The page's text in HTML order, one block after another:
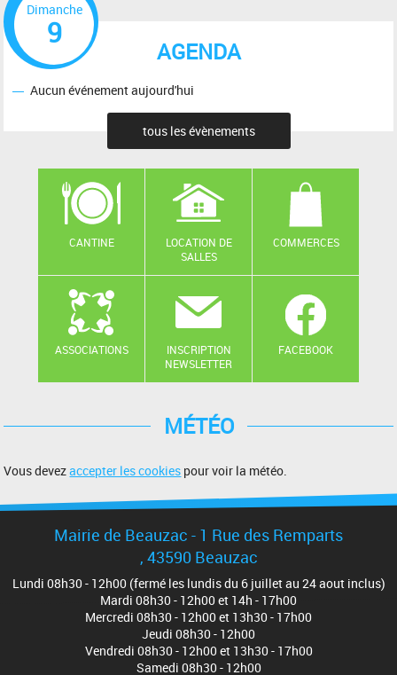
AGENDA
Dimanche
9
Aucun événement aujourd'hui
tous les évènements
CANTINE
LOCATION DE
SALLES
COMMERCES
ASSOCIATIONS
INSCRIPTION
NEWSLETTER
FACEBOOK
MÉTÉO
Vous devezaccepter les cookies pour voir la météo.
Mairie de Beauzac - 1 Rue des Remparts
, 43590 Beauzac
Lundi 08h30 - 12h00 (fermé les lundis du 6 juillet au 24 aout inclus)
Mardi 08h30 - 12h00 et 14h - 17h00
Mercredi 08h30 - 12h00 et 13h30 - 17h00
Jeudi 08h30 - 12h00
Vendredi 08h30 - 12h00 et 13h30 - 17h00
Samedi 08h30 - 12h00